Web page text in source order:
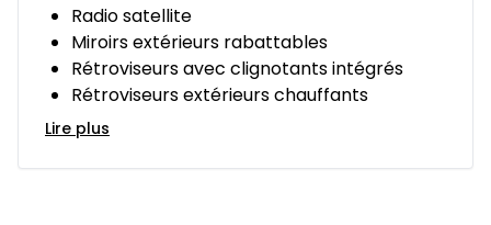
Radio satellite
Miroirs extérieurs rabattables
Rétroviseurs avec clignotants intégrés
Rétroviseurs extérieurs chauffants
Lire plus